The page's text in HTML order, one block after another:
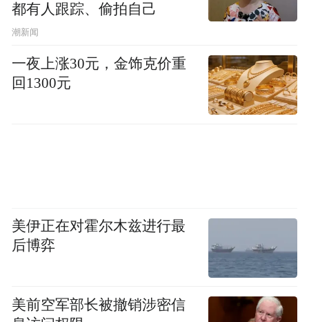
“特别声明：以上作品内容(包括在内的视频、图片或音
频)为凤凰网旗下自媒体平台“大风号”用户上传并发
布，本平台仅提供信息存储空间服务。
Notice: The content above (including the videos,
pictures and audios if any) is uploaded and posted
by the user of Dafeng Hao, which is a social media
platform and merely provides information storage
都有人跟踪、偷拍自己
潮新闻
一夜上涨30元，金饰克价重
回1300元
美伊正在对霍尔木兹进行最
后博弈
美前空军部长被撤销涉密信